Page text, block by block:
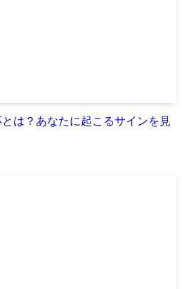
は？あなたに起こるサインを見